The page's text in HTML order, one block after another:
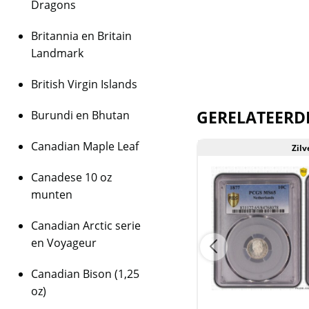
PCGS slab met de
Het certificaat
Het
link naar PCGS om
https://
Levering
Deze munt wordt
PCGS geleverd is.
Zilver
Dragons
Britannia en Britain
Landmark
British Virgin Islands
Burundi en Bhutan
Canadian Maple Leaf
Canadese 10 oz
munten
Canadian Arctic serie
en Voyageur
Canadian Bison (1,25
oz)